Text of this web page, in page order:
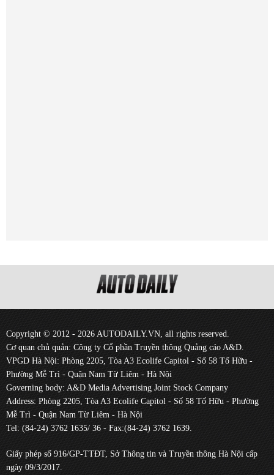
Copyright © 2012 - 2026 AUTODAILY.VN, all rights reserved.
Cơ quan chủ quản: Công ty Cổ phần Truyền thông Quảng cáo A&D.
VPGD Hà Nội: Phòng 2205, Tòa A3 Ecolife Capitol - Số 58 Tố Hữu -
Phường Mễ Trì - Quận Nam Từ Liêm - Hà Nội
Governing body: A&D Media Advertising Joint Stock Company
Address: Phòng 2205, Tòa A3 Ecolife Capitol - Số 58 Tố Hữu - Phường
Mễ Trì - Quận Nam Từ Liêm - Hà Nội
Tel: (84-24) 3762 1635/ 36 - Fax:(84-24) 3762 1639.
Giấy phép số 916/GP-TTĐT, Sở Thông tin và Truyền thông Hà Nội cấp
ngày 09/3/2017.